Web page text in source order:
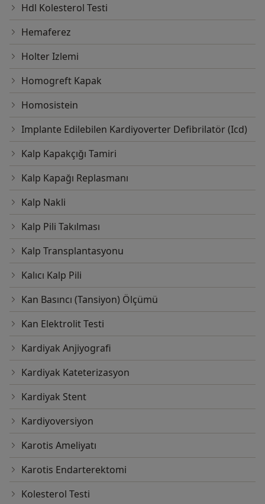
Hdl Kolesterol Testi
Hemaferez
Holter Izlemi
Homogreft Kapak
Homosistein
Implante Edilebilen Kardiyoverter Defibrilatör (Icd)
Kalp Kapakçığı Tamiri
Kalp Kapağı Replasmanı
Kalp Nakli
Kalp Pili Takılması
Kalp Transplantasyonu
Kalıcı Kalp Pili
Kan Basıncı (Tansiyon) Ölçümü
Kan Elektrolit Testi
Kardiyak Anjiyografi
Kardiyak Kateterizasyon
Kardiyak Stent
Kardiyoversiyon
Karotis Ameliyatı
Karotis Endarterektomi
Kolesterol Testi